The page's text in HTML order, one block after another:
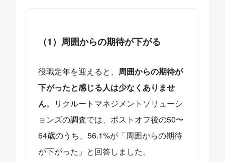
（1）周囲からの期待が下がる
役職定年を迎えると、 周囲からの期待が
下がったと感じる人は少なくありませ
ん。リクルートマネジメントソリューシ
ョンズの調査では、ポストオフ後の50〜
64歳のうち、56.1%が「周囲からの期待
が下がった」と回答しました。